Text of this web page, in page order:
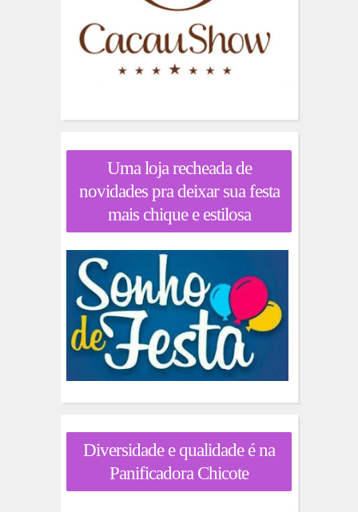
Uma loja recheada de
novidades pra deixar sua festa
mais chique e estilosa
Diversidade e qualidade é na
Panificadora Chicote